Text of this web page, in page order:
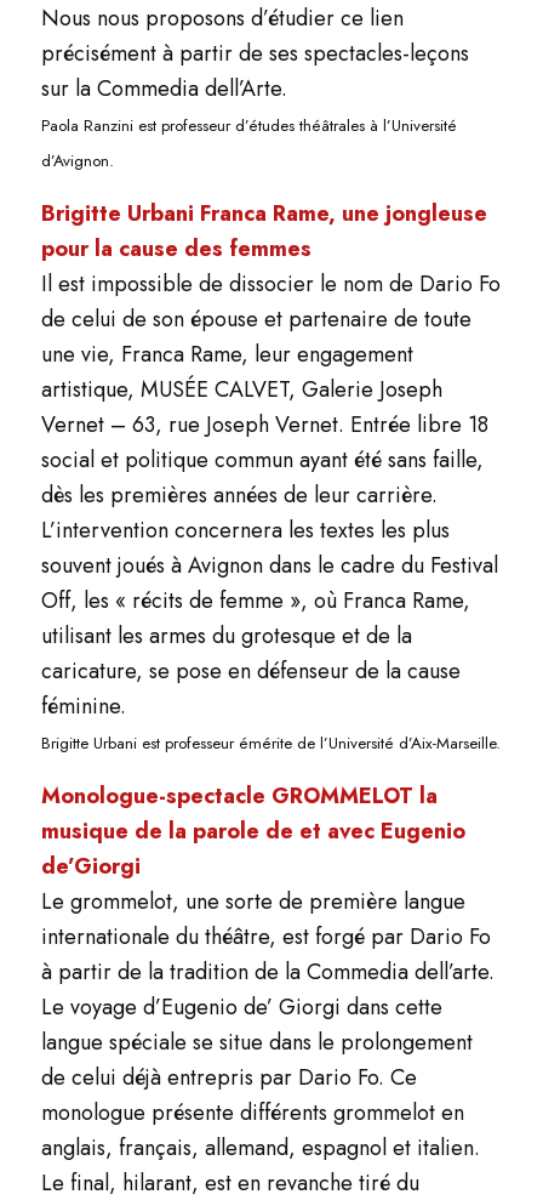
Nous nous proposons d’étudier ce lien
précisément à partir de ses spectacles-leçons
sur la Commedia dell’Arte.
Paola Ranzini est professeur d’études théâtrales à l’Université
d’Avignon.
Brigitte Urbani Franca Rame, une jongleuse
pour la cause des femmes
Il est impossible de dissocier le nom de Dario Fo
de celui de son épouse et partenaire de toute
une vie, Franca Rame, leur engagement
artistique, MUSÉE CALVET, Galerie Joseph
Vernet – 63, rue Joseph Vernet. Entrée libre 18
social et politique commun ayant été sans faille,
dès les premières années de leur carrière.
L’intervention concernera les textes les plus
souvent joués à Avignon dans le cadre du Festival
Off, les « récits de femme », où Franca Rame,
utilisant les armes du grotesque et de la
caricature, se pose en défenseur de la cause
féminine.
Brigitte Urbani est professeur émérite de l’Université d’Aix-Marseille.
Monologue-spectacle GROMMELOT la
musique de la parole de et avec Eugenio
de’Giorgi
Le grommelot, une sorte de première langue
internationale du théâtre, est forgé par Dario Fo
à partir de la tradition de la Commedia dell’arte.
Le voyage d’Eugenio de’ Giorgi dans cette
langue spéciale se situe dans le prolongement
de celui déjà entrepris par Dario Fo. Ce
monologue présente différents grommelot en
anglais, français, allemand, espagnol et italien.
Le final, hilarant, est en revanche tiré du